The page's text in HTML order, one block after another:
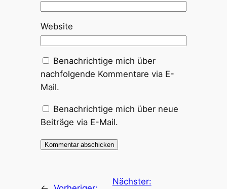
Website
Benachrichtige mich über
nachfolgende Kommentare via E-
Mail.
Benachrichtige mich über neue
Beiträge via E-Mail.
Nächster: